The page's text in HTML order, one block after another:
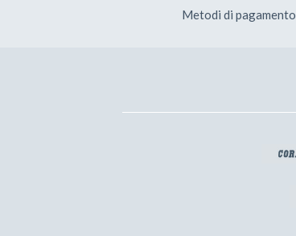
Metodi di pagamento